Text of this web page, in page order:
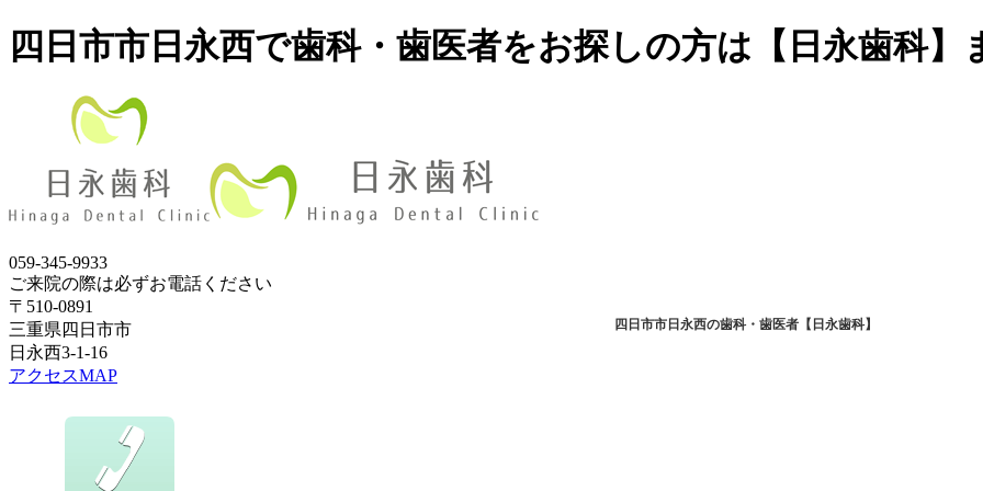
四日市市日永西で歯科・歯医者をお探しの方は【日永歯科】
059-345-9933
ご来院の際は必ずお電話ください
〒510-0891
三重県四日市市
日永西3-1-16
アクセスMAP
四日市市日永西の歯科・歯医者【日永歯科】